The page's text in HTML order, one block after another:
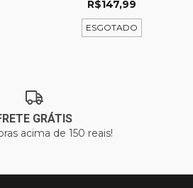
R$147,99
ESGOTADO
GRÁTIS
acima de 150 reais!